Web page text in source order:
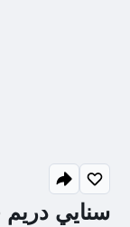
سنايي